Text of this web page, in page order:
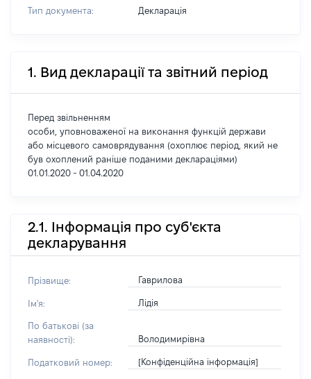
Тип документа: Декларація
1. Вид декларації та звітний період
Перед звільненням
особи, уповноваженої на виконання функцій держави
або місцевого самоврядування (охоплює період, який не
був охоплений раніше поданими деклараціями)
01.01.2020 - 01.04.2020
2.1. Інформація про суб'єкта
декларування
Прізвище: Гаврилова
Ім'я: Лідія
По батькові (за
наявності):
Володимирівна
Податковий номер: [Конфіденційна інформація]